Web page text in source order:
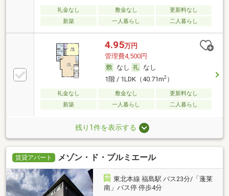
礼金なし 敷金なし
更新料なし
新築
一人暮らし 二人暮らし
4.95万円
管理費4,500円
なし
なし
1階 / 1LDK（40.71m2）
礼金なし 敷金なし
更新料なし
新築
一人暮らし 二人暮らし
残り1件を表示する
賃貸アパート メゾン・ド・プルミエール
東北本線 福島駅 バス23分/「蓬莱
南」バス停 停歩4分